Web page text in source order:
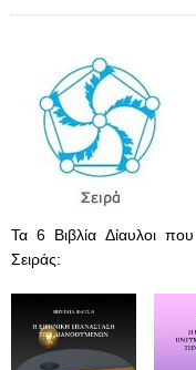
Τα 6 Βιβλία Δίαυλοι που
Σειράς: